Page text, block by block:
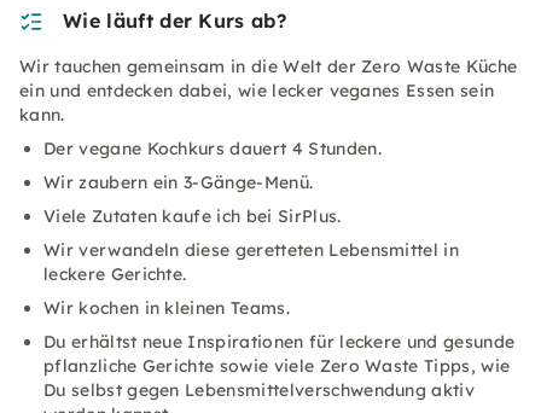
Wie läuft der Kurs ab?
Wir tauchen gemeinsam in die Welt der Zero Waste Küche
ein und entdecken dabei, wie lecker veganes Essen sein
kann.
Der vegane Kochkurs dauert 4 Stunden.
Wir zaubern ein 3-Gänge-Menü.
Viele Zutaten kaufe ich bei SirPlus.
Wir verwandeln diese geretteten Lebensmittel in
leckere Gerichte.
Wir kochen in kleinen Teams.
Du erhältst neue Inspirationen für leckere und gesunde
pflanzliche Gerichte sowie viele Zero Waste Tipps, wie
Du selbst gegen Lebensmittelverschwendung aktiv